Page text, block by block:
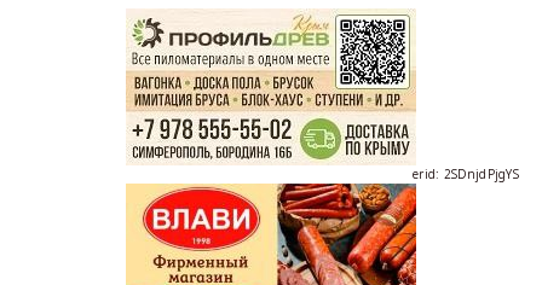
erid: 2SDnjdPjgYS
erid: 2SDnjdvhGXG